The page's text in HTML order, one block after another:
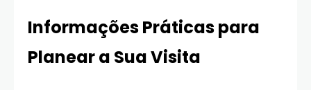
Informações Práticas para
Planear a Sua Visita